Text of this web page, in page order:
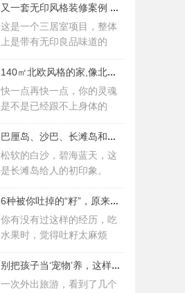
又一套无印风格装修案例 三居室设计简约而
这是一个三居室项目，整体
上是带有无印良品味道的
140㎡北欧风格的家,像北欧人一样去生活
快一点再快一点，你的灵魂
是不是已经跟不上身体的
巴厘岛、沙巴、长滩岛和普吉岛，哪个更值得
松软的白沙，碧海蓝天，这
是长滩岛给人的初印象。
6种被你吐掉的“籽”，原来是果蔬界的营养
你有没有过这样的经历，吃
水果时，觉得吐籽太麻烦
别把孩子当‘宠物’养，这样会毁掉Ta一生！
一次外出旅游，看到了几个